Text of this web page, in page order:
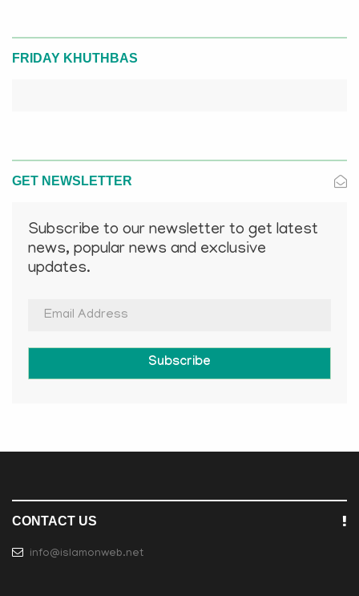
FRIDAY KHUTHBAS
GET NEWSLETTER
Subscribe to our newsletter to get latest
news, popular news and exclusive
updates.
Subscribe
CONTACT US
info@islamonweb.net